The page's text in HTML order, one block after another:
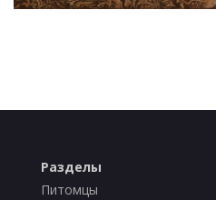
Разделы
Питомцы